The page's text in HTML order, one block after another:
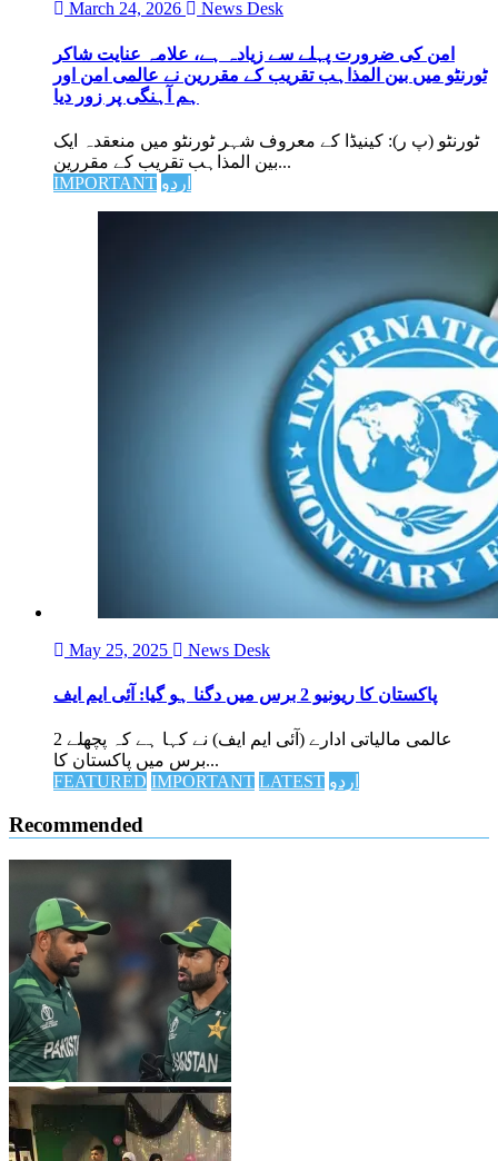
March 24, 2026 News Desk
امن کی ضرورت پہلے سے زیادہ ہے، علامہ عنایت شاکر
ٹورنٹو میں بین المذاہب تقریب کے مقررین نے عالمی امن اور
ہم آہنگی پر زور دیا
ٹورنٹو (پ ر): کینیڈا کے معروف شہر ٹورنٹو میں منعقدہ ایک
بین المذاہب تقریب کے مقررین...
IMPORTANT اردو
May 25, 2025 News Desk
پاکستان کا ریونیو 2 برس میں دگنا ہو گیا: آئی ایم ایف
عالمی مالیاتی ادارے (آئی ایم ایف) نے کہا ہے کہ پچھلے 2
برس میں پاکستان کا...
FEATURED IMPORTANT LATEST اردو
Recommended